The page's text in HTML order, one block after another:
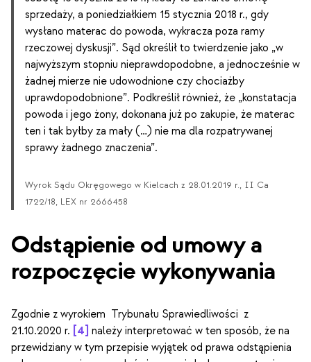
sprzedaży, a poniedziałkiem 15 stycznia 2018 r., gdy
wysłano materac do powoda, wykracza poza ramy
rzeczowej dyskusji”. Sąd określił to twierdzenie jako „w
najwyższym stopniu nieprawdopodobne, a jednocześnie w
żadnej mierze nie udowodnione czy chociażby
uprawdopodobnione”. Podkreślił również, że „konstatacja
powoda i jego żony, dokonana już po zakupie, że materac
ten i tak byłby za mały (…) nie ma dla rozpatrywanej
sprawy żadnego znaczenia”.
Wyrok Sądu Okręgowego w Kielcach z 28.01.2019 r., II Ca
1722/18, LEX nr 2666458
Odstąpienie od umowy a
rozpoczęcie wykonywania
Zgodnie z wyrokiem Trybunału Sprawiedliwości z
21.10.2020 r. [4] należy interpretować w ten sposób, że na
przewidziany w tym przepisie wyjątek od prawa odstąpienia